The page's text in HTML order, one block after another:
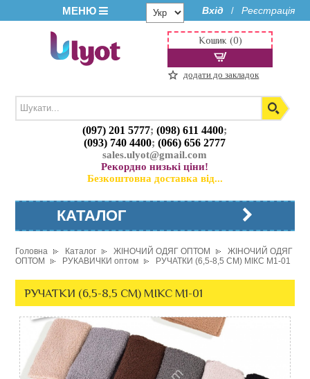
МЕНЮ Вхід / Реєстрація
(097) 201 5777;(098) 611 4400;
(093) 740 4400;(066) 656 2777
sales.ulyot@gmail.com
Рекордно низькі ціни!
Безкоштовна доставка від...
Кошик (0)
додати до закладок
КАТАЛОГ
Головна Каталог ЖІНОЧИЙ ОДЯГ ОПТОМ
ЖІНОЧИЙ ОДЯГ
ОПТОМ
РУКАВИЧКИ оптом РУЧАТКИ (6,5-8,5 СМ) МІКС M1-01
РУЧАТКИ (6,5-8,5 СМ) МІКС M1-01